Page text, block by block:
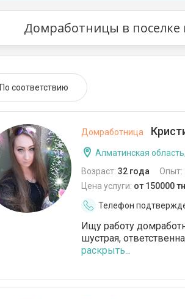
Домработницы в
По соответствию
Домработница
Алматинская
Возраст: 32 года Опыт:
Цена услуги: от 150000
Телефон
Ищу работу
шустрая,
раскрыть...